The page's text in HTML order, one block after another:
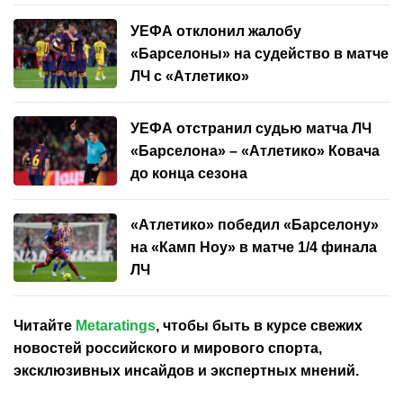
УЕФА отклонил жалобу
«Барселоны» на судейство в матче
ЛЧ с «Атлетико»
УЕФА отстранил судью матча ЛЧ
«Барселона» – «Атлетико» Ковача
до конца сезона
«Атлетико» победил «Барселону»
на «Камп Ноу» в матче 1/4 финала
ЛЧ
Читайте Metaratings, чтобы быть в курсе свежих
новостей российского и мирового спорта,
эксклюзивных инсайдов и экспертных мнений.